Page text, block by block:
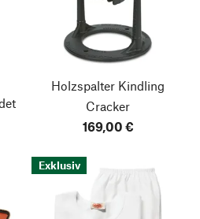
Holzspalter Kindling
Cracker
169,00 €
Exklusiv